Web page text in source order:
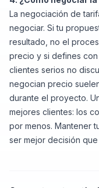
La negociación de
negociar. Si tu
resultado, no el
precio y si defines
clientes serios no
negocian precio
durante el proyecto.
mejores clientes: los
por menos. Mantener
ser mejor decisión